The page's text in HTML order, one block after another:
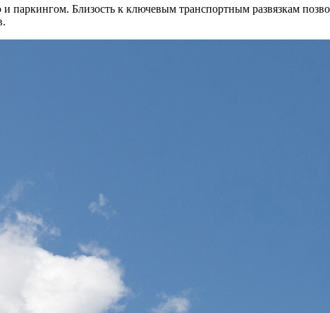
паркингом. Близость к ключевым транспортным развязкам